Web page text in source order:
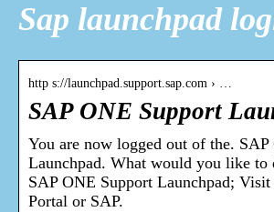
Sap launchpad
http s://launchpad.support.sap.com › …
SAP ONE Support
You are now logged out of the.
Launchpad. What would you like to
SAP ONE Support Launchpad;
Portal or SAP.